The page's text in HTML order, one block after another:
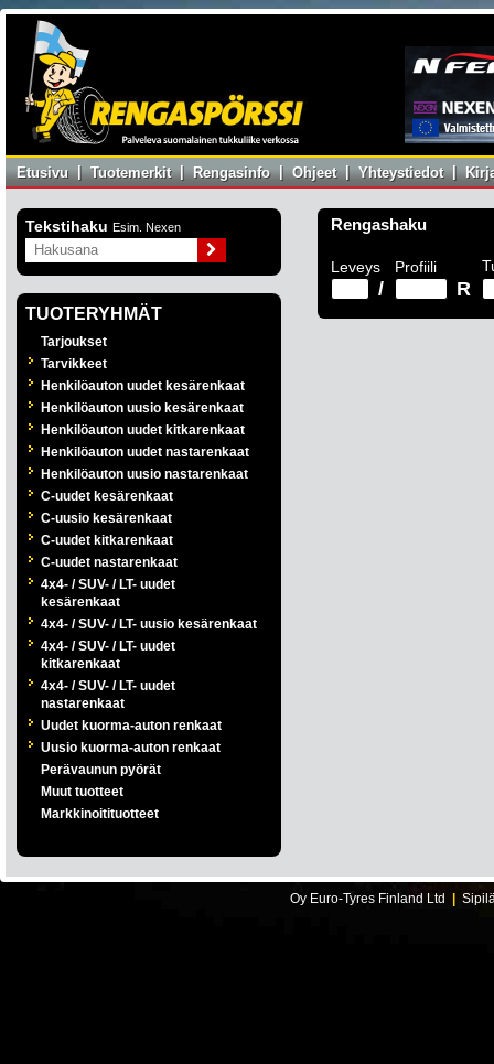
Etusivu | Tuotemerkit | Rengasinfo | Ohjeet | Yhteystiedot |
Tekstihaku Esim. Nexen
TUOTERYHMÄT
Tarjoukset
Tarvikkeet
Henkilöauton uudet kesärenkaat
Henkilöauton uusio kesärenkaat
Henkilöauton uudet kitkarenkaat
Henkilöauton uudet nastarenkaat
Henkilöauton uusio nastarenkaat
C-uudet kesärenkaat
C-uusio kesärenkaat
C-uudet kitkarenkaat
C-uudet nastarenkaat
4x4- / SUV- / LT- uudet
kesärenkaat
4x4- / SUV- / LT- uusio kesärenkaat
4x4- / SUV- / LT- uudet
kitkarenkaat
4x4- / SUV- / LT- uudet
nastarenkaat
Uudet kuorma-auton renkaat
Uusio kuorma-auton renkaat
Perävaunun pyörät
Muut tuotteet
Markkinoitituotteet
Rengashaku
Leveys
/
Profiili
R
Oy Euro-Tyres Finland Ltd